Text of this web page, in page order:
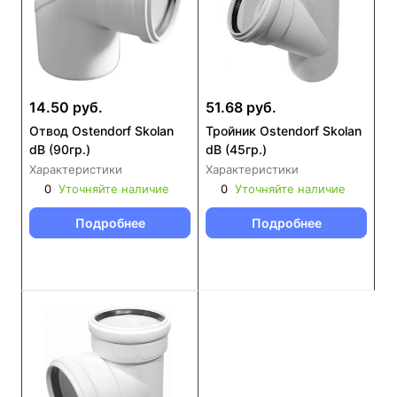
14.50 руб.
Отвод Ostendorf Skolan
dB (90гр.)
Характеристики
0 Уточняйте наличие
Подробнее
51.68 руб.
Тройник Ostendorf Skolan
dB (45гр.)
Характеристики
0 Уточняйте наличие
Подробнее